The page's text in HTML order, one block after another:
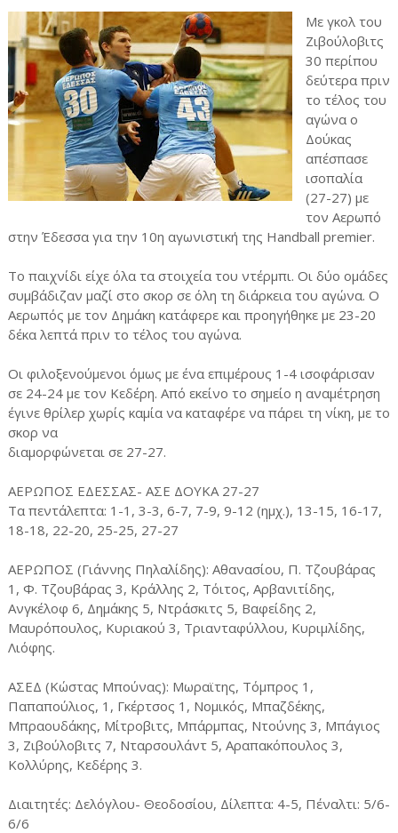
Με γκολ του
Ζιβούλοβιτς
30 περίπου
δεύτερα πριν
το τέλος του
αγώνα ο
Δούκας
απέσπασε
ισοπαλία
(27-27) με
τον Αερωπό
στην Έδεσσα για την 10η αγωνιστική της Handball premier.
Το παιχνίδι είχε όλα τα στοιχεία του ντέρμπι. Οι δύο ομάδες
συμβάδιζαν μαζί στο σκορ σε όλη τη διάρκεια του αγώνα. Ο
Αερωπός με τον Δημάκη κατάφερε και προηγήθηκε με 23-20
δέκα λεπτά πριν το τέλος του αγώνα.
Οι φιλοξενούμενοι όμως με ένα επιμέρους 1-4 ισοφάρισαν
σε 24-24 με τον Κεδέρη. Από εκείνο το σημείο η αναμέτρηση
έγινε θρίλερ χωρίς καμία να καταφέρε να πάρει τη νίκη, με το
σκορ να
διαμορφώνεται σε 27-27.
ΑΕΡΩΠΟΣ ΕΔΕΣΣΑΣ- ΑΣΕ ΔΟΥΚΑ 27-27
Τα πεντάλεπτα: 1-1, 3-3, 6-7, 7-9, 9-12 (ημχ.), 13-15, 16-17,
18-18, 22-20, 25-25, 27-27
ΑΕΡΩΠΟΣ (Γιάννης Πηλαλίδης): Αθανασίου, Π. Τζουβάρας
1, Φ. Τζουβάρας 3, Κράλλης 2, Τόιτος, Αρβανιτίδης,
Ανγκέλοφ 6, Δημάκης 5, Ντράσκιτς 5, Βαφείδης 2,
Μαυρόπουλος, Κυριακού 3, Τριανταφύλλου, Κυριμλίδης,
Λιόφης.
ΑΣΕΔ (Κώστας Μπούνας): Μωραϊτης, Τόμπρος 1,
Παπαπούλιος, 1, Γκέρτσος 1, Νομικός, Μπαζδέκης,
Μπραουδάκης, Μίτροβιτς, Μπάρμπας, Ντούνης 3, Μπάγιος
3, Ζιβούλοβιτς 7, Νταρσουλάντ 5, Αραπακόπουλος 3,
Κολλύρης, Κεδέρης 3.
Διαιτητές: Δελόγλου- Θεοδοσίου, Δίλεπτα: 4-5, Πέναλτι: 5/6-
6/6